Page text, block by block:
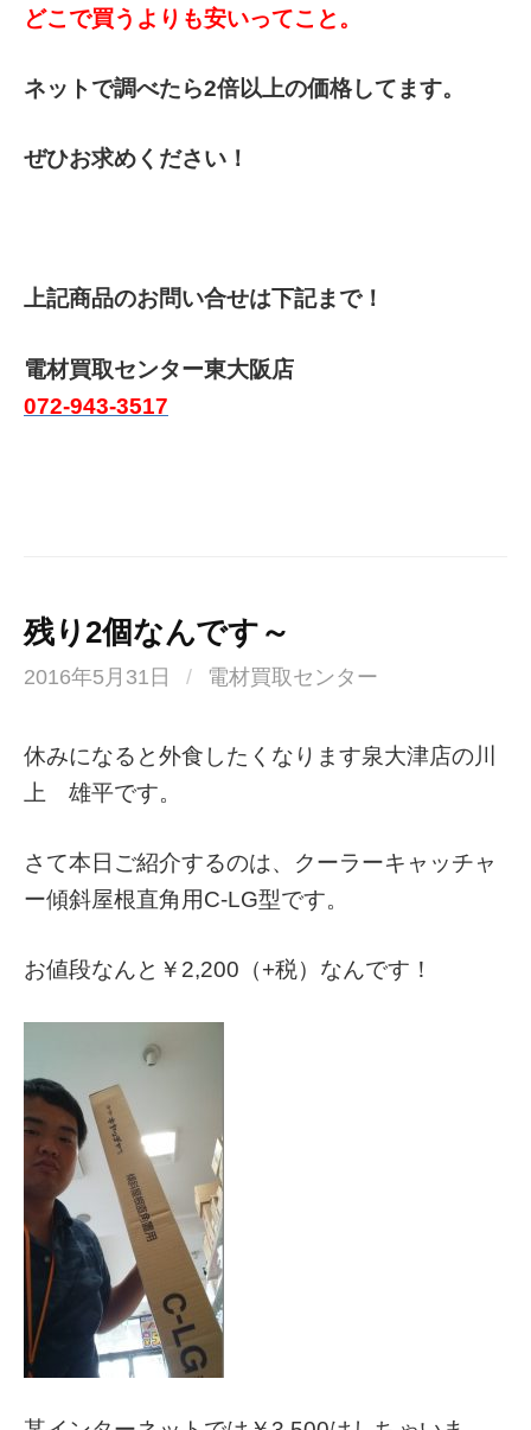
どこで買うよりも安いってこと。
ネットで調べたら2倍以上の価格してます。
ぜひお求めください！
上記商品のお問い合せは下記まで！
電材買取センター東大阪店
072-943-3517
残り2個なんです～
2016年5月31日 / 電材買取センター
休みになると外食したくなります泉大津店の川
上 雄平です。
さて本日ご紹介するのは、クーラーキャッチャ
ー傾斜屋根直角用C-LG型です。
お値段なんと￥2,200（+税）なんです！